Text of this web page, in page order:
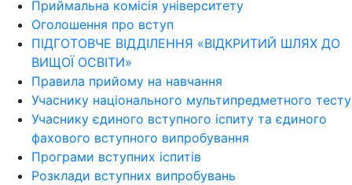
Приймальна комісія університету
Оголошення про вступ
ПІДГОТОВЧЕ ВІДДІЛЕННЯ «ВІДКРИТИЙ ШЛЯХ ДО
ВИЩОЇ ОСВІТИ»
Правила прийому на навчання
Учаснику національного мультипредметного тесту
Учаснику єдиного вступного іспиту та єдиного
фахового вступного випробування
Програми вступних іспитів
Розклади вступних випробувань